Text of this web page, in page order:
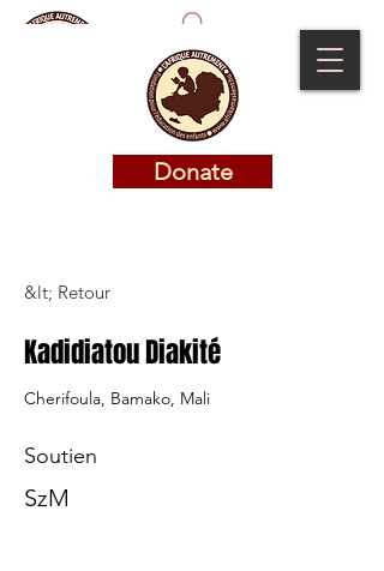
Donate
Donate
&lt; Retour
Kadidiatou Diakité
Cherifoula, Bamako, Mali
Soutien
SzM